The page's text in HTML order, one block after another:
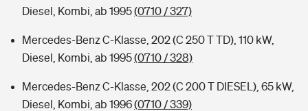
Diesel, Kombi, ab 1995(0710 / 327)
Mercedes-Benz C-Klasse, 202 (C 250 T TD), 110 kW,
Diesel, Kombi, ab 1995(0710 / 328)
Mercedes-Benz C-Klasse, 202 (C 200 T DIESEL), 65 kW,
Diesel, Kombi, ab 1996(0710 / 339)